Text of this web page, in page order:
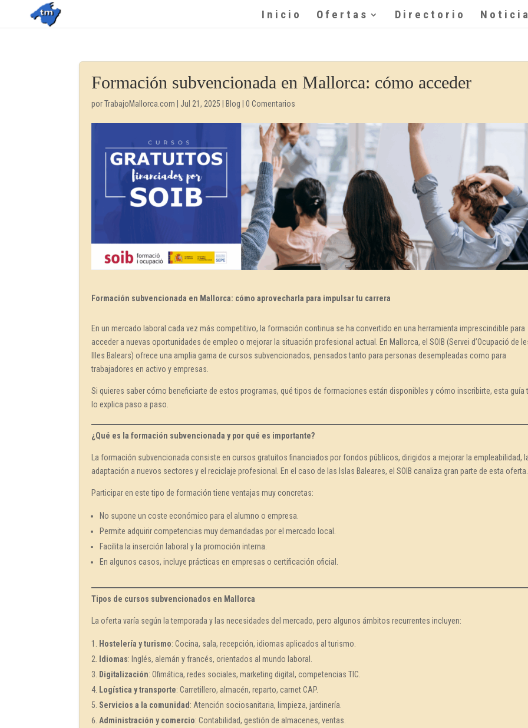
Inicio Ofertas Directorio
Formación subvencionada en Mallorca: cómo acceder
porTrabajoMallorca.com Jul 21, 2025 Blog |0 Comentarios
Formación subvencionada en Mallorca: cómo aprovecharla para impulsar tu carrera
En un mercado laboral cada vez más competitivo, la formación continua se ha convertido en una herramienta imprescindible para
acceder a nuevas oportunidades de empleo o mejorar la situación profesional actual. En Mallorca, el SOIB (Servei d’Ocupació de
Illes Balears) ofrece una amplia gama de cursos subvencionados, pensados tanto para personas desempleadas como para
trabajadores en activo y empresas.
Si quieres saber cómo beneficiarte de estos programas, qué tipos de formaciones están disponibles y cómo inscribirte, esta guía
lo explica paso a paso.
¿Qué es la formación subvencionada y por qué es importante?
La formación subvencionada consiste en cursos gratuitos financiados por fondos públicos, dirigidos a mejorar la empleabilidad,
adaptación a nuevos sectores y el reciclaje profesional. En el caso de las Islas Baleares, el SOIB canaliza gran parte de esta oferta.
Participar en este tipo de formación tiene ventajas muy concretas:
No supone un coste económico para el alumno o empresa.
Permite adquirir competencias muy demandadas por el mercado local.
Facilita la inserción laboral y la promoción interna.
En algunos casos, incluye prácticas en empresas o certificación oficial.
Tipos de cursos subvencionados en Mallorca
La oferta varía según la temporada y las necesidades del mercado, pero algunos ámbitos recurrentes incluyen:
Hostelería y turismo: Cocina, sala, recepción, idiomas aplicados al turismo.
Idiomas: Inglés, alemán y francés, orientados al mundo laboral.
Digitalización: Ofimática, redes sociales, marketing digital, competencias TIC.
Logística y transporte: Carretillero, almacén, reparto, carnet CAP.
Servicios a la comunidad: Atención sociosanitaria, limpieza, jardinería.
Administración y comercio: Contabilidad, gestión de almacenes, ventas.